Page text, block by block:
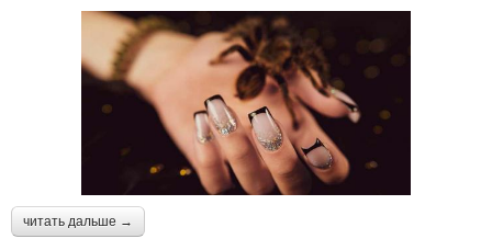
читать дальше →